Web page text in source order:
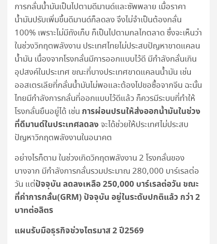
การกลั่นน้ำมันเป็นไปตามดีมานด์และซัพพลาย เมื่อราคา
น้ำมันปรับเพิ่มขึ้นดีมานด์ก็ลดลง จึงไม่จำเป็นต้องกลั่น
100% เพราะไม่มีถังเก็บ ก็เป็นไปตามกลไกตลาด ซึ่งจะเห็นว่า
ในช่วงวิกฤตพลังงาน ประเทศไทยไม่ประสบปัญหาขาดแคลน
น้ำมัน เนื่องจากโรงกลั่นมีการออกแบบไว้ดี มีกำลังกลั่นเกิน
อุปสงค์ในประเทศ ขณะที่บางประเทศขาดแคลนน้ำมัน เช่น
ออสเตรเลียที่กลั่นน้ำมันไม่พอและต้องไปขอซื้อจากจีน ฉะนั้น
ไทยมีกำลังการกลั่นที่ออกแบบไว้ดีแล้ว ก็ควรมีระบบที่ทำให้
โรงกลั่นยืนอยู่ได้ เช่น การผ่อนปรนให้ส่งออกน้ำมันในช่วง
ที่ดีมานด์ในประเทศลดลง จะได้ช่วยให้ประเทศไม่ประสบ
ปัญหาวิกฤตพลังงานในอนาคต
อย่างไรก็ตาม ในช่วงเกิดวิกฤตพลังงาน 2 โรงกลั่นของ
บางจาก มีกำลังการกลั่นรวมประมาณ 280,000 บาร์เรลต่อ
วัน แต่ปัจจุบัน ลดลงเหลือ 250,000 บาร์เรลต่อวัน ขณะ
ที่ค่าการกลั่น(GRM) ปัจจุบัน อยู่ในระดับปกติแล้ว กว่า 2
บาทต่อลิตร
แผนรับมือธุรกิจช่วงไตรมาส 2 ปี2569